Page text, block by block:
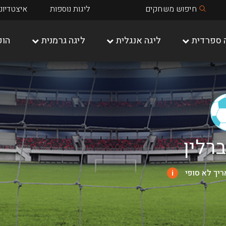
חיפוש משחקים ליגות נוספות
ספרדית ליגה אנגלית ליגה גרמנית
לא סופי i